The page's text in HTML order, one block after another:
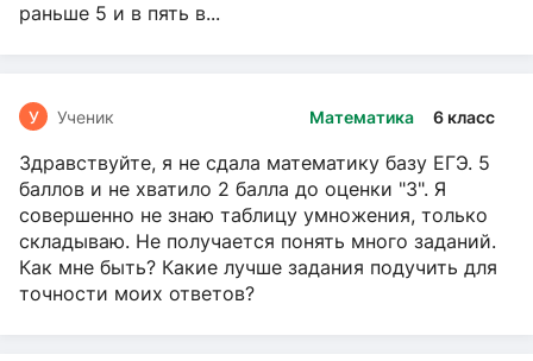
раньше 5 и в пять в...
Математика 6 класс
У Ученик
Здравствуйте, я не сдала математику базу ЕГЭ. 5
баллов и не хватило 2 балла до оценки "3". Я
совершенно не знаю таблицу умножения, только
складываю. Не получается понять много заданий.
Как мне быть? Какие лучше задания подучить для
точности моих ответов?